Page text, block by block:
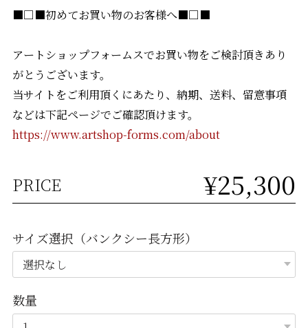
■□■初めてお買い物のお客様へ■□■
アートショップフォームスでお買い物をご検討頂きあり
がとうございます。
当サイトをご利用頂くにあたり、納期、送料、留意事項
などは下記ページでご確認頂けます。
https://www.artshop-forms.com/about
PRICE ¥25,300
サイズ選択（バンクシー長方形）
数量